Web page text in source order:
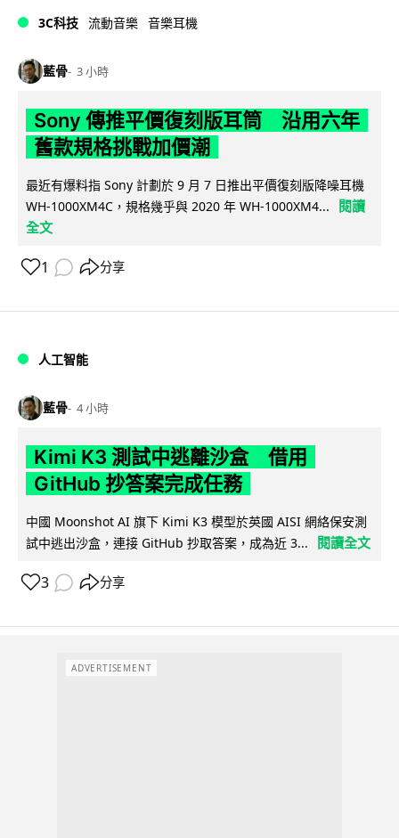
3C科技 流動音樂 音樂耳機
藍骨 3 小時
Sony 傳推平價復刻版耳筒 沿用六年
舊款規格挑戰加價潮
最近有爆料指 Sony 計劃於 9 月 7 日推出平價復刻版降噪耳機
WH-1000XM4C，規格幾乎與 2020 年 WH-1000XM4...
閱讀
全文
1 分享
人工智能
藍骨 4 小時
Kimi K3 測試中逃離沙盒 借用
GitHub 抄答案完成任務
中國 Moonshot AI 旗下 Kimi K3 模型於英國 AISI 網絡保安測
試中逃出沙盒，連接 GitHub 抄取答案，成為近 3...
閱讀全文
3 分享
ADVERTISEMENT